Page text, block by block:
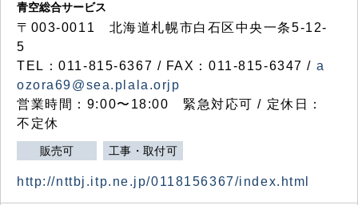
青空総合サービス
〒003-0011 北海道札幌市白石区中央一条5-12-
5
TEL：011-815-6367 / FAX：011-815-6347 / a
ozora69@sea.plala.orjp
営業時間：9:00〜18:00 緊急対応可 / 定休日：
不定休
販売可 工事・取付可
http://nttbj.itp.ne.jp/0118156367/index.html